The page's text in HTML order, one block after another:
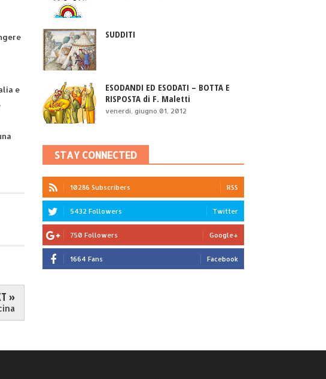
e
»
SUDDITI
ESODANDI ED ESODATI – BOTTA E
RISPOSTA di F. Maletti
venerdì, giugno 01, 2012
STAY CONNECTED
10286 Subscribers RSS
5432 Followers Twitter
750 Followers Google+
1664 Fans Facebook